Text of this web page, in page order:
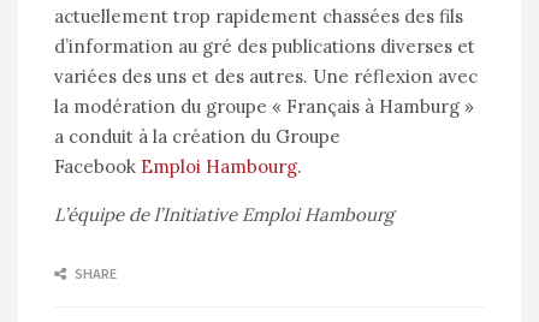
actuellement trop rapidement chassées des fils
d’information au gré des publications diverses et
variées des uns et des autres. Une réflexion avec
la modération du groupe « Français à Hamburg »
a conduit à la création du Groupe
Facebook Emploi Hambourg.
L’équipe de l’Initiative Emploi Hambourg
SHARE